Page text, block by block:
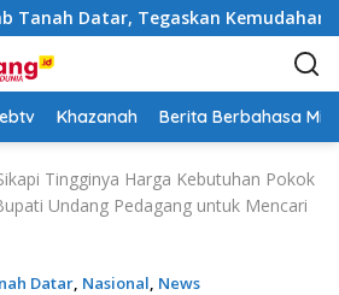
Datar, Tegaskan Kemudahan Izin
Khazanah Berita Berbahasa
Tingginya Harga Kebutuhan Pokok
Undang Pedagang untuk Mencari
Datar, Nasional, News